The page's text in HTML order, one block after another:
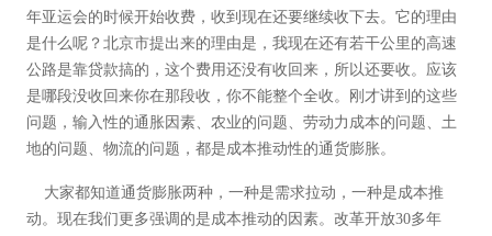
年亚运会的时候开始收费，收到现在还要继续收下去。它的理由
是什么呢？北京市提出来的理由是，我现在还有若干公里的高速
公路是靠贷款搞的，这个费用还没有收回来，所以还要收。应该
是哪段没收回来你在那段收，你不能整个全收。刚才讲到的这些
问题，输入性的通胀因素、农业的问题、劳动力成本的问题、土
地的问题、物流的问题，都是成本推动性的通货膨胀。
大家都知道通货膨胀两种，一种是需求拉动，一种是成本推
动。现在我们更多强调的是成本推动的因素。改革开放30多年